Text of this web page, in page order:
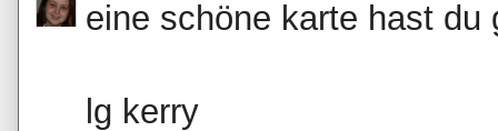
eine schöne karte hast
lg kerry